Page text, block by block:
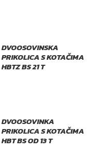
DVOOSOVINSKA
PRIKOLICA S KOTAČIMA
HBTZ BS 21 T
DVOOSOVINKA
PRIKOLICA S KOTAČIMA
HBT BS OD 13 T